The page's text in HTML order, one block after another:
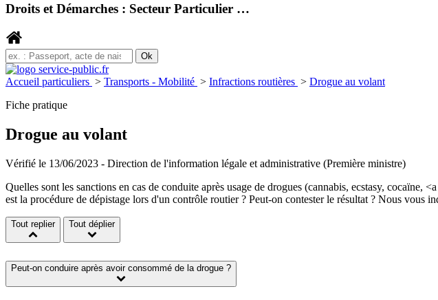
Droits et Démarches : Secteur Particulier …
Accueil particuliers > Transports - Mobilité > Infractions routières > Drogue au volant
Fiche pratique
Drogue au volant
Vérifié le 13/06/2023 - Direction de l'information légale et administrative (Première ministre)
Quelles sont les sanctions en cas de conduite après usage de drogues (cannabis, ecstasy,
est la procédure de dépistage lors d'un contrôle routier ? Peut-on contester le résultat ? Nous vous
Tout replier Tout déplier
Peut-on conduire après avoir consommé de la drogue ?